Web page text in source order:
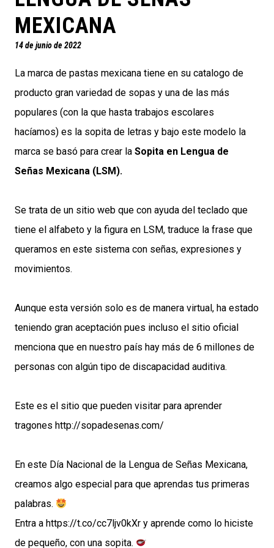
MEXICANA
14 de junio de 2022
La marca de pastas mexicana tiene en su catalogo de
producto gran variedad de sopas y una de las más
populares (con la que hasta trabajos escolares
hacíamos) es la sopita de letras y bajo este modelo la
marca se basó para crear la Sopita en Lengua de
Señas Mexicana (LSM).
Se trata de un sitio web que con ayuda del teclado que
tiene el alfabeto y la figura en LSM, traduce la frase que
queramos en este sistema con señas, expresiones y
movimientos.
Aunque esta versión solo es de manera virtual, ha estado
teniendo gran aceptación pues incluso el sitio oficial
menciona que en nuestro país hay más de 6 millones de
personas con algún tipo de discapacidad auditiva.
Este es el sitio que pueden visitar para aprender
tragones http://sopadesenas.com/
En este Día Nacional de la Lengua de Señas Mexicana,
creamos algo especial para que aprendas tus primeras
palabras.
Entra a https://t.co/cc7ljv0kXr y aprende como lo hiciste
de pequeño, con una sopita.